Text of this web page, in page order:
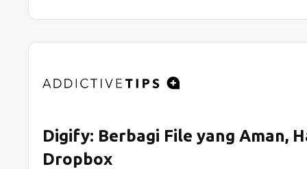
Digify: Berbagi File yang Aman,
Dropbox